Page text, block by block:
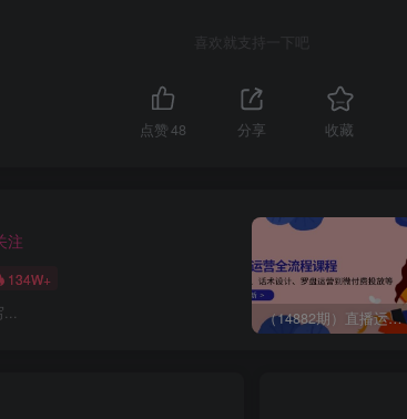
喜欢就支持一下吧
点赞48 分享 收藏
注
134W+
... （14882期）直播运营全流程课程-5月更新：从起号、话术设计、罗盘运营到微付费投放等